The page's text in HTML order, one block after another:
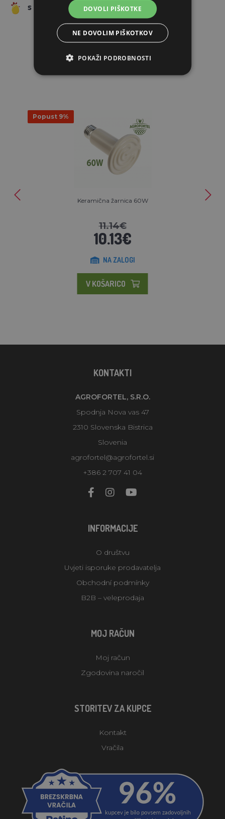
s preklopom na polovični način
PODOBNI IZDELKI
Popust 9%
Keramična žarnica 60W
11.14€
10.13€
NA ZALOGI
V KOŠARICO
KONTAKTI
AGROFORTEL, S.R.O.
Spodnja Nova vas 47
2310 Slovenska Bistrica
Slovenia
agrofortel@agrofortel.si
+386 2 707 41 04
INFORMACIJE
O društvu
Uvjeti isporuke prodavatelja
Obchodní podmínky
B2B – veleprodaja
MOJ RAČUN
Moj račun
Zgodovina naročil
STORITEV ZA KUPCE
Kontakt
Vračila
DOVOLI PIŠKOTKE
NE DOVOLIM PIŠKOTKOV
POKAŽI PODROBNOSTI